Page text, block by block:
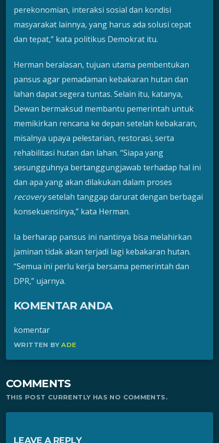
perekonomian, interaksi sosial dan kondisi
masyarakat lainnya, yang harus ada solusi cepat
dan tepat,” kata politikus Demokrat itu.
Herman beralasan, tujuan utama pembentukan
pansus agar pemadaman kebakaran hutan dan
lahan dapat segera tuntas. Selain itu, katanya,
Dewan bermaksud membantu pemerintah untuk
memikirkan rencana ke depan setelah kebakaran,
misalnya upaya pelestarian, restorasi, serta
rehabilitasi hutan dan lahan. “Siapa yang
sesungguhnya bertanggungjawab terhadap hal ini
dan apa yang akan dilakukan dalam proses
recoverysetelah tanggap darurat dengan berbagai
konsekuensinya,” kata Herman.
Ia berharap pansus ini nantinya bisa melahirkan
jaminan tidak akan terjadi lagi kebakaran hutan.
“Semua ini perlu kerja bersama pemerintah dan
DPR,” ujarnya.
KOMENTAR ANDA
komentar
WRITTEN BYADE
COMMENTS
THIS POST CURRENTLY HAS NO COMMENTS.
LEAVE A REPLY